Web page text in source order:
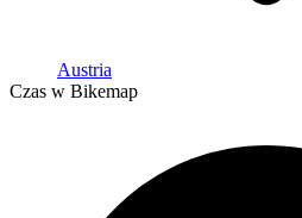
Austria
Czas w Bikemap